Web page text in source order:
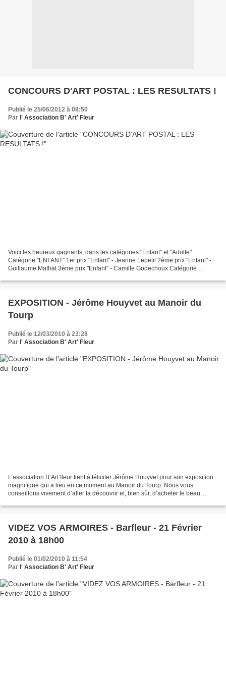
CONCOURS D'ART POSTAL : LES RESULTATS !
Publié le 25/06/2012 à 08:50
Par l' Association B' Art' Fleur
Voici les heureux gagnants, dans les catégories "Enfant" et "Adulte" :
Catégorie "ENFANT" 1er prix "Enfant" - Jeanne Lepetit 2ème prix "Enfant" -
Guillaume Mathat 3ème prix "Enfant" - Camille Godechoux Catégorie
EXPOSITION - Jérôme Houyvet au Manoir du
Tourp
Publié le 12/03/2010 à 23:28
Par l' Association B' Art' Fleur
L’association B’Art’fleur tient à féliciter Jérôme Houyvet pour son exposition
magnifique qui a lieu en ce moment au Manoir du Tourp. Nous vous
conseillons vivement d’aller la découvrir et, bien sûr, d’acheter le beau
VIDEZ VOS ARMOIRES - Barfleur - 21 Février
2010 à 18h00
Publié le 01/02/2010 à 11:54
Par l' Association B' Art' Fleur